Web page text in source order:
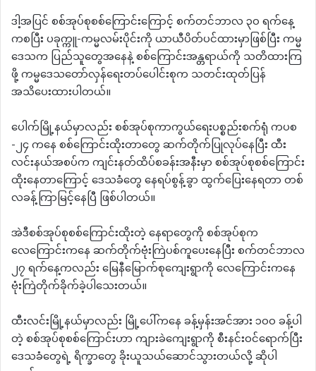
ဒါ့အပြင် စစ်အုပ်စုစစ်ကြောင်းကြောင့် စက်တင်ဘာလ ၃၀ ရက်နေ့
ကစပြီး ပခုက္ကူ-ကမ္မလမ်းပိုင်းကို ယာယီပိတ်ပင်ထားမှာဖြစ်ပြီး ကမ္မ
ဒေသက ပြည်သူတွေအနေနဲ့ စစ်ကြောင်းအန္တရာယ်ကို သတိထားကြ
ဖို့ ကမ္မဒေသတော်လှန်ရေးတပ်ပေါင်းစုက သတင်းထုတ်ပြန်
အသိပေးထားပါတယ်။
ပေါက်မြို့နယ်မှာလည်း စစ်အုပ်စုကာကွယ်ရေးပစ္စည်းစက်ရုံ ကပစ
-၂၄ ကနေ စစ်ကြောင်းထိုးတာတွေ ဆက်တိုက်ပြုလုပ်နေပြီး ထီး
လင်းနယ်အစပ်က ကျင်းနတ်ထိပ်စခန်းအနီးမှာ စစ်အုပ်စုစစ်ကြောင်း
ထိုးနေတာကြောင့် ဒေသခံတွေ နေရပ်စွန့်ခွာ ထွက်ပြေးနေရတာ တစ်
လခန့်ကြာမြင့်နေပြီ ဖြစ်ပါတယ်။
အဲဒီစစ်အုပ်စုစစ်ကြောင်းထိုးတဲ့ နေရာတွေကို စစ်အုပ်စုက
လေကြောင်းကနေ ဆက်တိုက်ဗုံးကြဲပစ်ကူပေးနေပြီး စက်တင်ဘာလ
၂၇ ရက်နေ့ကလည်း မြေနီမြောက်စုကျေးရွာကို လေကြောင်းကနေ
ဗုံးကြဲတိုက်ခိုက်ခဲ့ပါသေးတယ်။
ထီးလင်းမြို့နယ်မှာလည်း မြို့ပေါ်ကနေ ခန့်မှန်းအင်အား ၁၀၀ ခန့်ပါ
တဲ့ စစ်အုပ်စုစစ်ကြောင်းဟာ ကျားခဲကျေးရွာကို စီးနင်းဝင်ရောက်ပြီး
ဒေသခံတွေရဲ့ ရိက္ခာတွေ ခိုးယူသယ်ဆောင်သွားတယ်လို့ ဆိုပါ